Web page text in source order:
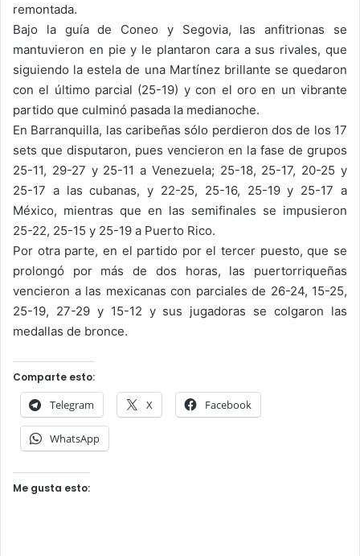
remontada.
Bajo la guía de Coneo y Segovia, las anfitrionas se
mantuvieron en pie y le plantaron cara a sus rivales, que
siguiendo la estela de una Martínez brillante se quedaron
con el último parcial (25-19) y con el oro en un vibrante
partido que culminó pasada la medianoche.
En Barranquilla, las caribeñas sólo perdieron dos de los 17
sets que disputaron, pues vencieron en la fase de grupos
25-11, 29-27 y 25-11 a Venezuela; 25-18, 25-17, 20-25 y
25-17 a las cubanas, y 22-25, 25-16, 25-19 y 25-17 a
México, mientras que en las semifinales se impusieron
25-22, 25-15 y 25-19 a Puerto Rico.
Por otra parte, en el partido por el tercer puesto, que se
prolongó por más de dos horas, las puertorriqueñas
vencieron a las mexicanas con parciales de 26-24, 15-25,
25-19, 27-29 y 15-12 y sus jugadoras se colgaron las
medallas de bronce.
Comparte esto:
Telegram X Facebook
WhatsApp
Me gusta esto: